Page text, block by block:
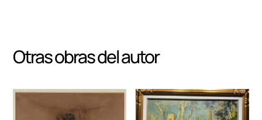
Otras obras del autor